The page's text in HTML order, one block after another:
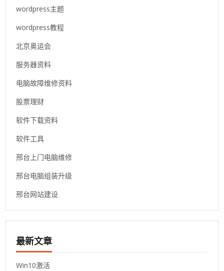
wordpress主题
wordpress教程
北京奥运会
服务器资料
电脑故障维修资料
股票理财
软件下载资料
软件工具
邢台上门电脑维修
邢台电脑组装升级
邢台网站建设
最新文章
Win10激活